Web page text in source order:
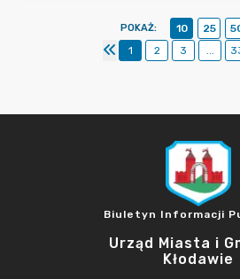
POKAŻ: 10 25
1
2 3 ...
Biuletyn Informacji
Urząd Miasta i
Kłodawie